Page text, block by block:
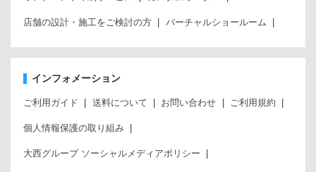
店舗の設計・施工をご検討の方 バーチャルショールーム
インフォメーション
ご利用ガイド 送料について お問い合わせ ご利用規約
個人情報保護の取り組み
大西グループ ソーシャルメディアポリシー